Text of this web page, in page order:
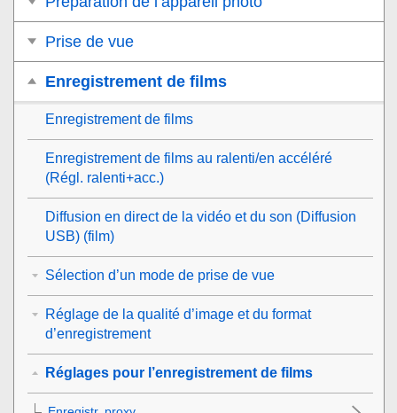
Prise de vue
Enregistrement de films
Enregistrement de films
Enregistrement de films au ralenti/en accéléré
(Régl. ralenti+acc.)
Diffusion en direct de la vidéo et du son (Diffusion
USB) (film)
Sélection d’un mode de prise de vue
Réglage de la qualité d’image et du format
d’enregistrement
Réglages pour l’enregistrement de films